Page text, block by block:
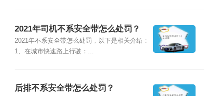
2021年司机不系安全带怎么处罚？
2021年不系安全带怎么处罚，以下是相关介绍：
1、在城市快速路上行驶：...
后排不系安全带怎么处罚？